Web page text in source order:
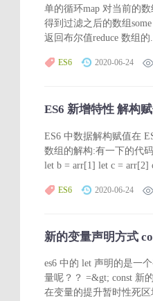
单的循环map 对当前的
得到过滤之后的数组
返回布尔值reduce 数组的
ES6 2020-06-24
ES6 新增特性 解构
ES6 中数据解构赋值在
数组的解构:有一下的代
let b = arr[1] let c = arr[2]
ES6 2020-06-24
新的变量声明方式
es6 中的 let 声明的是一
量呢？？ =&gt; const 新
在变量的提升暂时性死